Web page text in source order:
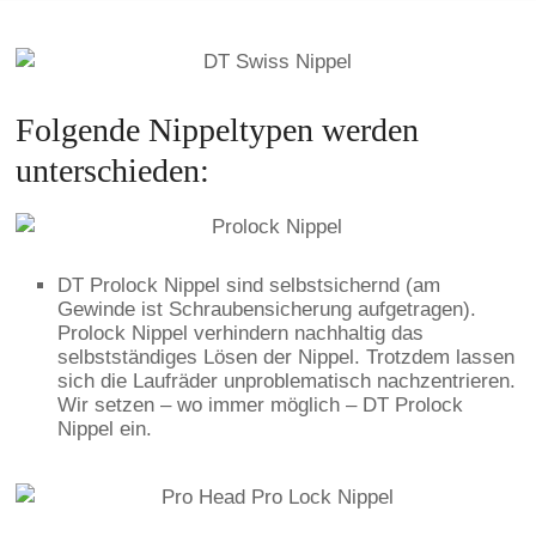
Folgende Nippeltypen werden
unterschieden:
DT Prolock Nippel sind selbstsichernd (am
Gewinde ist Schraubensicherung aufgetragen).
Prolock Nippel verhindern nachhaltig das
selbstständiges Lösen der Nippel. Trotzdem lassen
sich die Laufräder unproblematisch nachzentrieren.
Wir setzen – wo immer möglich – DT Prolock
Nippel ein.